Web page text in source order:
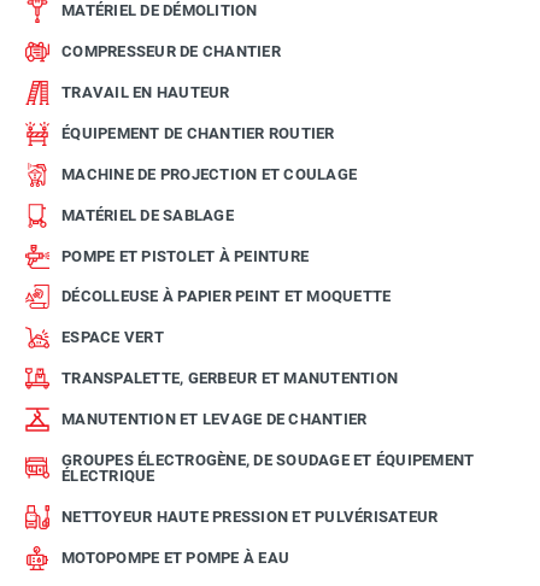
MATÉRIEL DE DÉMOLITION
COMPRESSEUR DE CHANTIER
TRAVAIL EN HAUTEUR
ÉQUIPEMENT DE CHANTIER ROUTIER
MACHINE DE PROJECTION ET COULAGE
MATÉRIEL DE SABLAGE
POMPE ET PISTOLET À PEINTURE
DÉCOLLEUSE À PAPIER PEINT ET MOQUETTE
ESPACE VERT
TRANSPALETTE, GERBEUR ET MANUTENTION
MANUTENTION ET LEVAGE DE CHANTIER
GROUPES ÉLECTROGÈNE, DE SOUDAGE ET ÉQUIPEMENT
ÉLECTRIQUE
NETTOYEUR HAUTE PRESSION ET PULVÉRISATEUR
MOTOPOMPE ET POMPE À EAU